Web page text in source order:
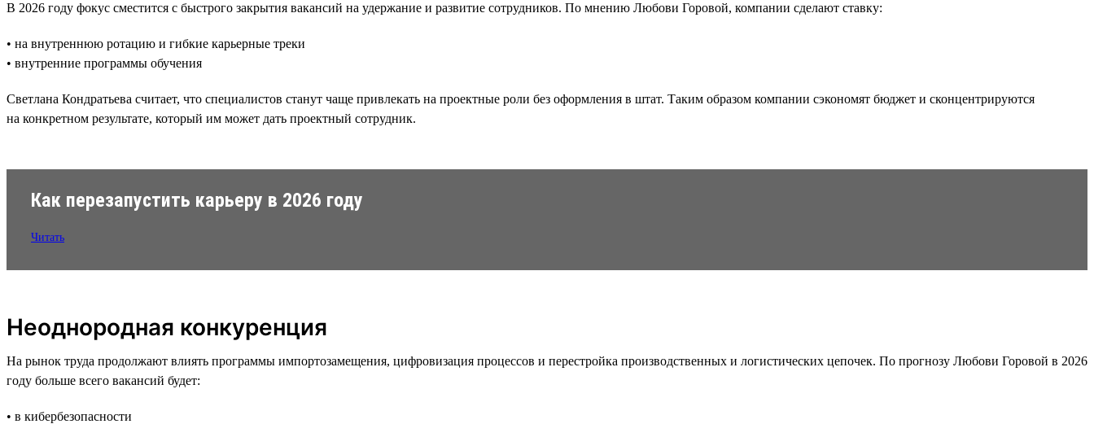
В 2026 году фокус сместится с быстрого закрытия вакансий на удержание и развитие сотрудников. По мнению Любови Горовой, компании сделают ставку:
• на внутреннюю ротацию и гибкие карьерные треки
• внутренние программы обучения
Светлана Кондратьева считает, что специалистов станут чаще привлекать на проектные роли без оформления в штат. Таким образом компании сэкономят бюджет и сконцентрируются
на конкретном результате, который им может дать проектный сотрудник.
Как перезапустить карьеру в 2026 году
Читать
Неоднородная конкуренция
На рынок труда продолжают влиять программы импортозамещения, цифровизация процессов и перестройка производственных и логистических цепочек. По прогнозу Любови Горовой в 2026
году больше всего вакансий будет:
• в кибербезопасности